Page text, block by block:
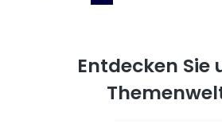
Entdecken Sie